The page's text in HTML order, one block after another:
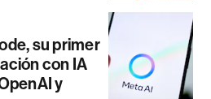
su primer
con IA
y